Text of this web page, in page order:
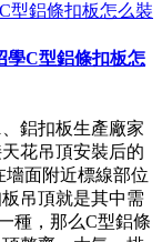
學C型鋁條扣板怎
鋁扣板生產廠家
花吊頂安裝后的
面附近標線部位
吊頂就是其中需
種，那么C型鋁條